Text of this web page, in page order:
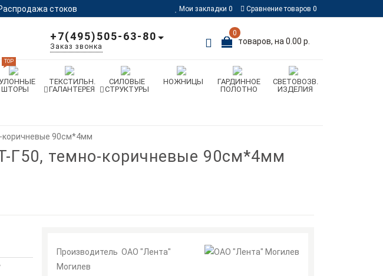
стоков Мои закладки 0 Сравнение товаров 0
0
товаров, на 0.00 р.
+7(495)505-63-80
Заказ звонка
ШТОРЫ
TOP
ТЕКСТИЛЬН.
ГАЛАНТЕРЕЯ
СИЛОВЫЕ
СТРУКТУРЫ
НОЖНИЦЫ
ГАРДИННОЕ
ПОЛОТНО
СВЕТОВОЗВ.
ИЗДЕЛИЯ
коричневые 90см*4мм
Г50, темно-коричневые 90см*4мм
Производитель ОАО "Лента"
Могилев